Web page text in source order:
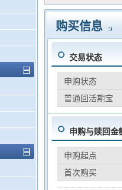
购买信息
交易状态
申购状态
普通回活期宝
申购与赎回金
申购起点
首次购买